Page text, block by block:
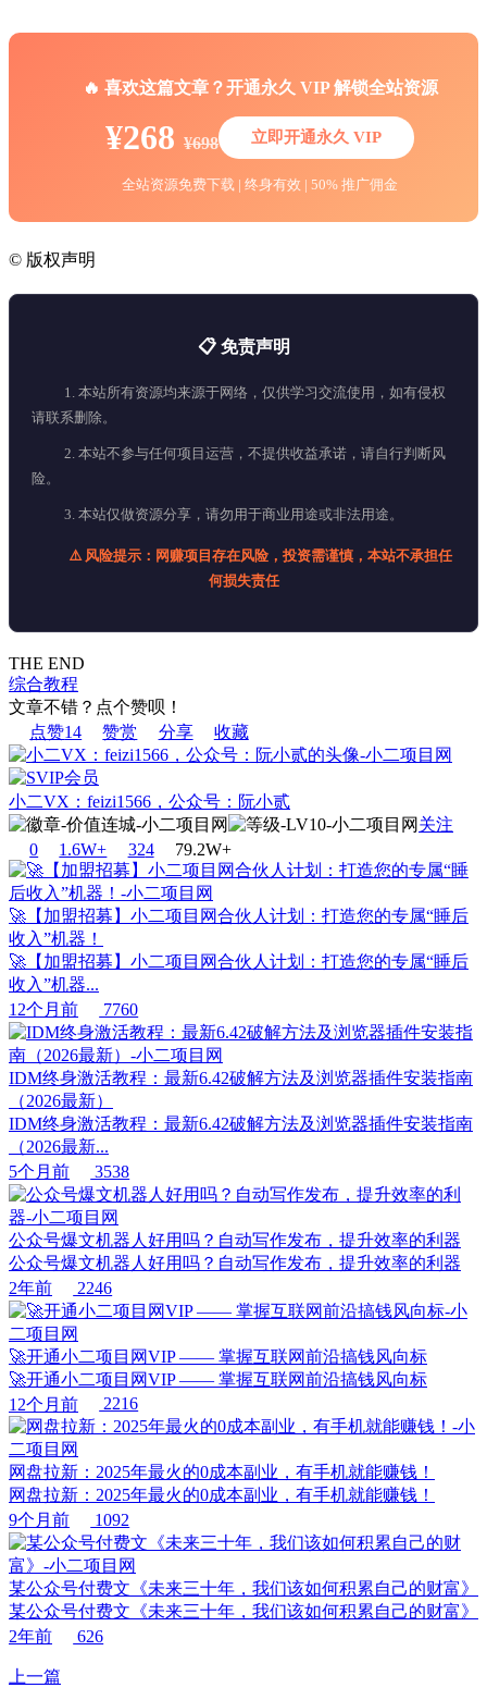
🔥 喜欢这篇文章？开通永久 VIP 解锁全站资源
¥268 ¥698 立即开通永久 VIP
全站资源免费下载 | 终身有效 | 50% 推广佣金
© 版权声明
📋 免责声明
1. 本站所有资源均来源于网络，仅供学习交流使用，如有侵权
请联系删除。
2. 本站不参与任何项目运营，不提供收益承诺，请自行判断风
险。
3. 本站仅做资源分享，请勿用于商业用途或非法用途。
⚠️ 风险提示：网赚项目存在风险，投资需谨慎，本站不承担任
何损失责任
THE END
综合教程
文章不错？点个赞呗！
点赞14 赞赏 分享 收藏
小二VX：feizi1566，公众号：阮小贰
关注
0
1.6W+ 324 79.2W+
🚀【加盟招募】小二项目网合伙人计划：打造您的专属“睡后
收入”机器！
🚀【加盟招募】小二项目网合伙人计划：打造您的专属“睡后
收入”机器...
12个月前
7760
IDM终身激活教程：最新6.42破解方法及浏览器插件安装指南
（2026最新）
IDM终身激活教程：最新6.42破解方法及浏览器插件安装指南
（2026最新...
5个月前
3538
公众号爆文机器人好用吗？自动写作发布，提升效率的利器
公众号爆文机器人好用吗？自动写作发布，提升效率的利器
2年前
2246
🚀开通小二项目网VIP —— 掌握互联网前沿搞钱风向标
🚀开通小二项目网VIP —— 掌握互联网前沿搞钱风向标
12个月前
2216
网盘拉新：2025年最火的0成本副业，有手机就能赚钱！
网盘拉新：2025年最火的0成本副业，有手机就能赚钱！
9个月前
1092
某公众号付费文《未来三十年，我们该如何积累自己的财富》
某公众号付费文《未来三十年，我们该如何积累自己的财富》
2年前
626
上一篇